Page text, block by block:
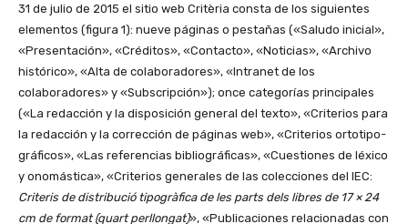
31 de julio de 2015 el sitio web Critèria consta de los siguientes
elementos (figura 1): nueve páginas o pestañas («Saludo inicial»,
«Presentación», «Créditos», «Contacto», «Noticias», «Archivo
histórico», «Alta de colabo­radores», «Intranet de los
colaboradores» y «Subscripción»); once categorías principales
(«La redacción y la disposición general del texto», «Criterios para
la redacción y la corrección de páginas web», «Criterios ortotipo­
gráficos», «Las referencias biblio­gráficas», «Cues­tiones de léxico
y onomástica», «Criterios generales de las colecciones del IEC:
Criteris de distribució tipogràfica de les parts dels libres de 17 × 24
cm de format (quart perllongat)», «Publicaciones relacionadas con